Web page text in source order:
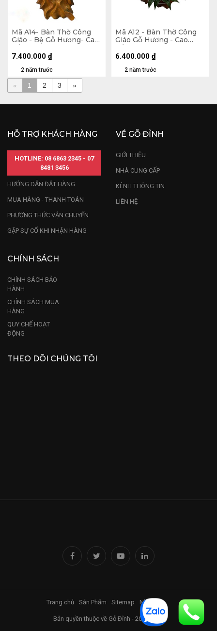
Mã A14- Bàn Thờ Công
Giáo - Bệ Gỗ Hương- Cao
Tượng Màu 50 (cm)
2 năm trước
7.400.000 ₫
Mã A12 - Bàn Thờ Công
Giáo Gỗ Hương - Cao
Tượng Màu 50 (cm)
2 năm trước
6.400.000 ₫
« 1 2 3 »
HỖ TRỢ KHÁCH HÀNG
HOTLINE: 08 6863 2345 - 07
8481 3456
HƯỚNG DẪN ĐẶT HÀNG
MUA HÀNG - THANH TOÁN
PHƯƠNG THỨC VẬN CHUYỂN
GẶP SỰ CỐ KHI NHẬN HÀNG
VỀ GỖ ĐỈNH
GIỚI THIỆU
NHÀ CUNG CẤP
KÊNH THÔNG TIN
LIÊN HỆ
CHÍNH SÁCH
CHÍNH SÁCH BẢO
HÀNH
CHÍNH SÁCH MUA
HÀNG
QUY CHẾ HOẠT
ĐỘNG
THEO DÕI CHÚNG TÔI
Trang chủ Sản Phẩm Sitemap Nhà Đỉnh
Bản quyền thuộc về Gỗ Đỉnh - 2017-2025